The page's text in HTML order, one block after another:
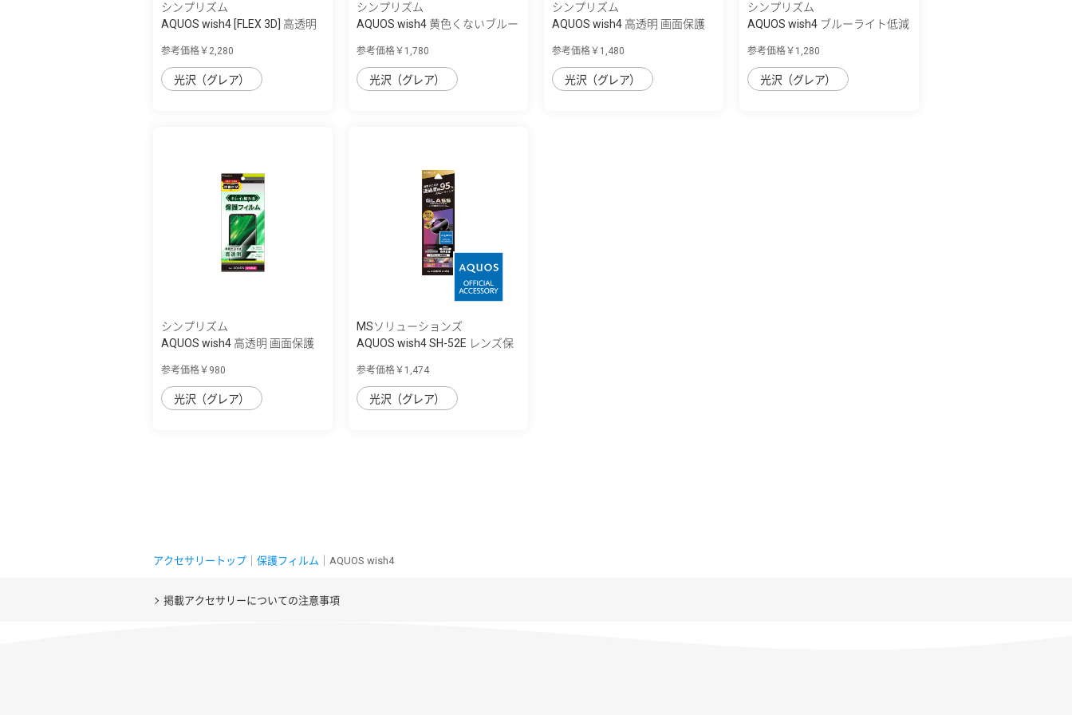
シンプリズム
AQUOS wish4 [FLEX 3D] 高透明
参考価格￥2,280
光沢（グレア）
シンプリズム
AQUOS wish4 黄色くないブルー
参考価格￥1,780
光沢（グレア）
シンプリズム
AQUOS wish4 高透明 画面保護
参考価格￥1,480
光沢（グレア）
シンプリズム
AQUOS wish4 ブルーライト低減
参考価格￥1,280
光沢（グレア）
シンプリズム
AQUOS wish4 高透明 画面保護
参考価格￥980
光沢（グレア）
MSソリューションズ
AQUOS wish4 SH-52E レンズ保
参考価格￥1,474
光沢（グレア）
アクセサリートップ 保護フィルム ｜AQUOS wish4
掲載アクセサリーについての注意事項